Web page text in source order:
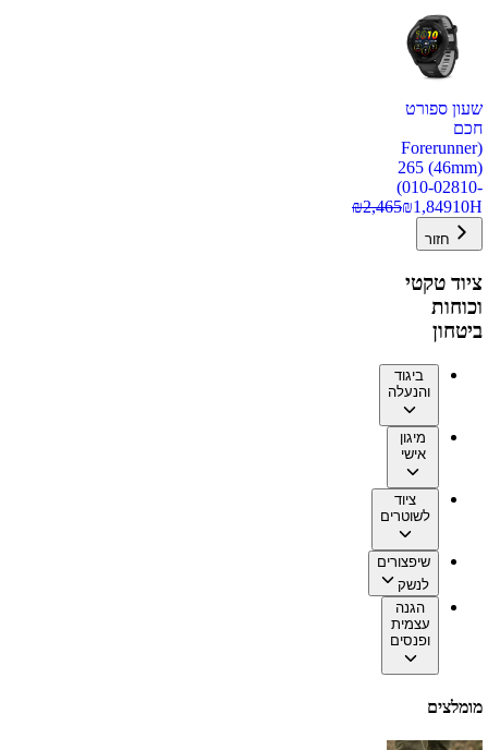
שעון ספורט
חכם
(Forerunner
265 (46mm)
(010-02810-
10H
₪1,849
₪2,465
חזור
ציוד טקטי
וכוחות
ביטחון
ביגוד
והנעלה
מיגון
אישי
ציוד
לשוטרים
שיפצורים
לנשק
הגנה
עצמית
ופנסים
מומלצים